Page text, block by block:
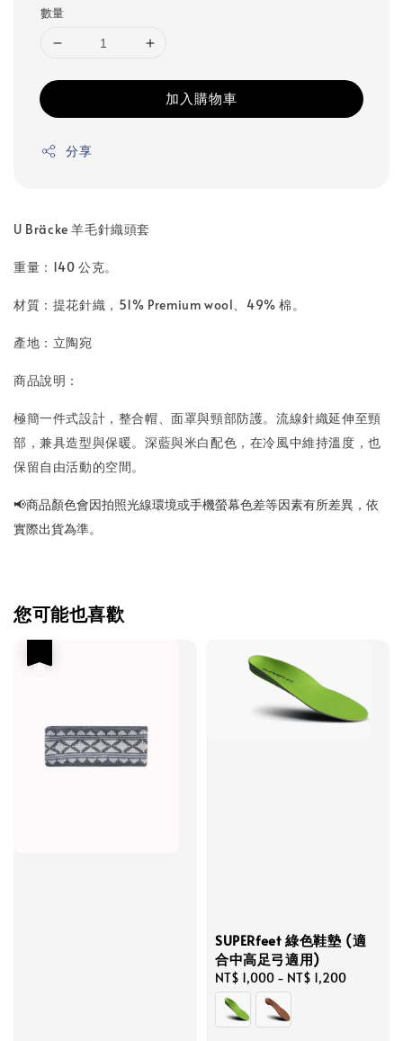
數量
加入購物車
分享
U Bräcke 羊毛針織頭套
重量：140 公克。
材質：提花針織，51% Premium wool、49% 棉。
產地：立陶宛
商品說明：
極簡一件式設計，整合帽、面罩與頸部防護。流線針織延伸至頸
部，兼具造型與保暖。深藍與米白配色，在冷風中維持溫度，也
保留自由活動的空間。
📢商品顏色會因拍照光線環境或手機螢幕色差等因素有所差異，依
實際出貨為準。
您可能也喜歡
SUPERfeet 綠色鞋墊 (適
合中高足弓適用)
Regular
price
NT$ 1,000 - NT$ 1,200